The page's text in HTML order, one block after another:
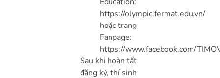
https://olympic.fermat.edu.vn/
hoặc trang
Fanpage:
https://www.facebook.com/
Sau khi hoàn tất
đăng ký, thí sinh